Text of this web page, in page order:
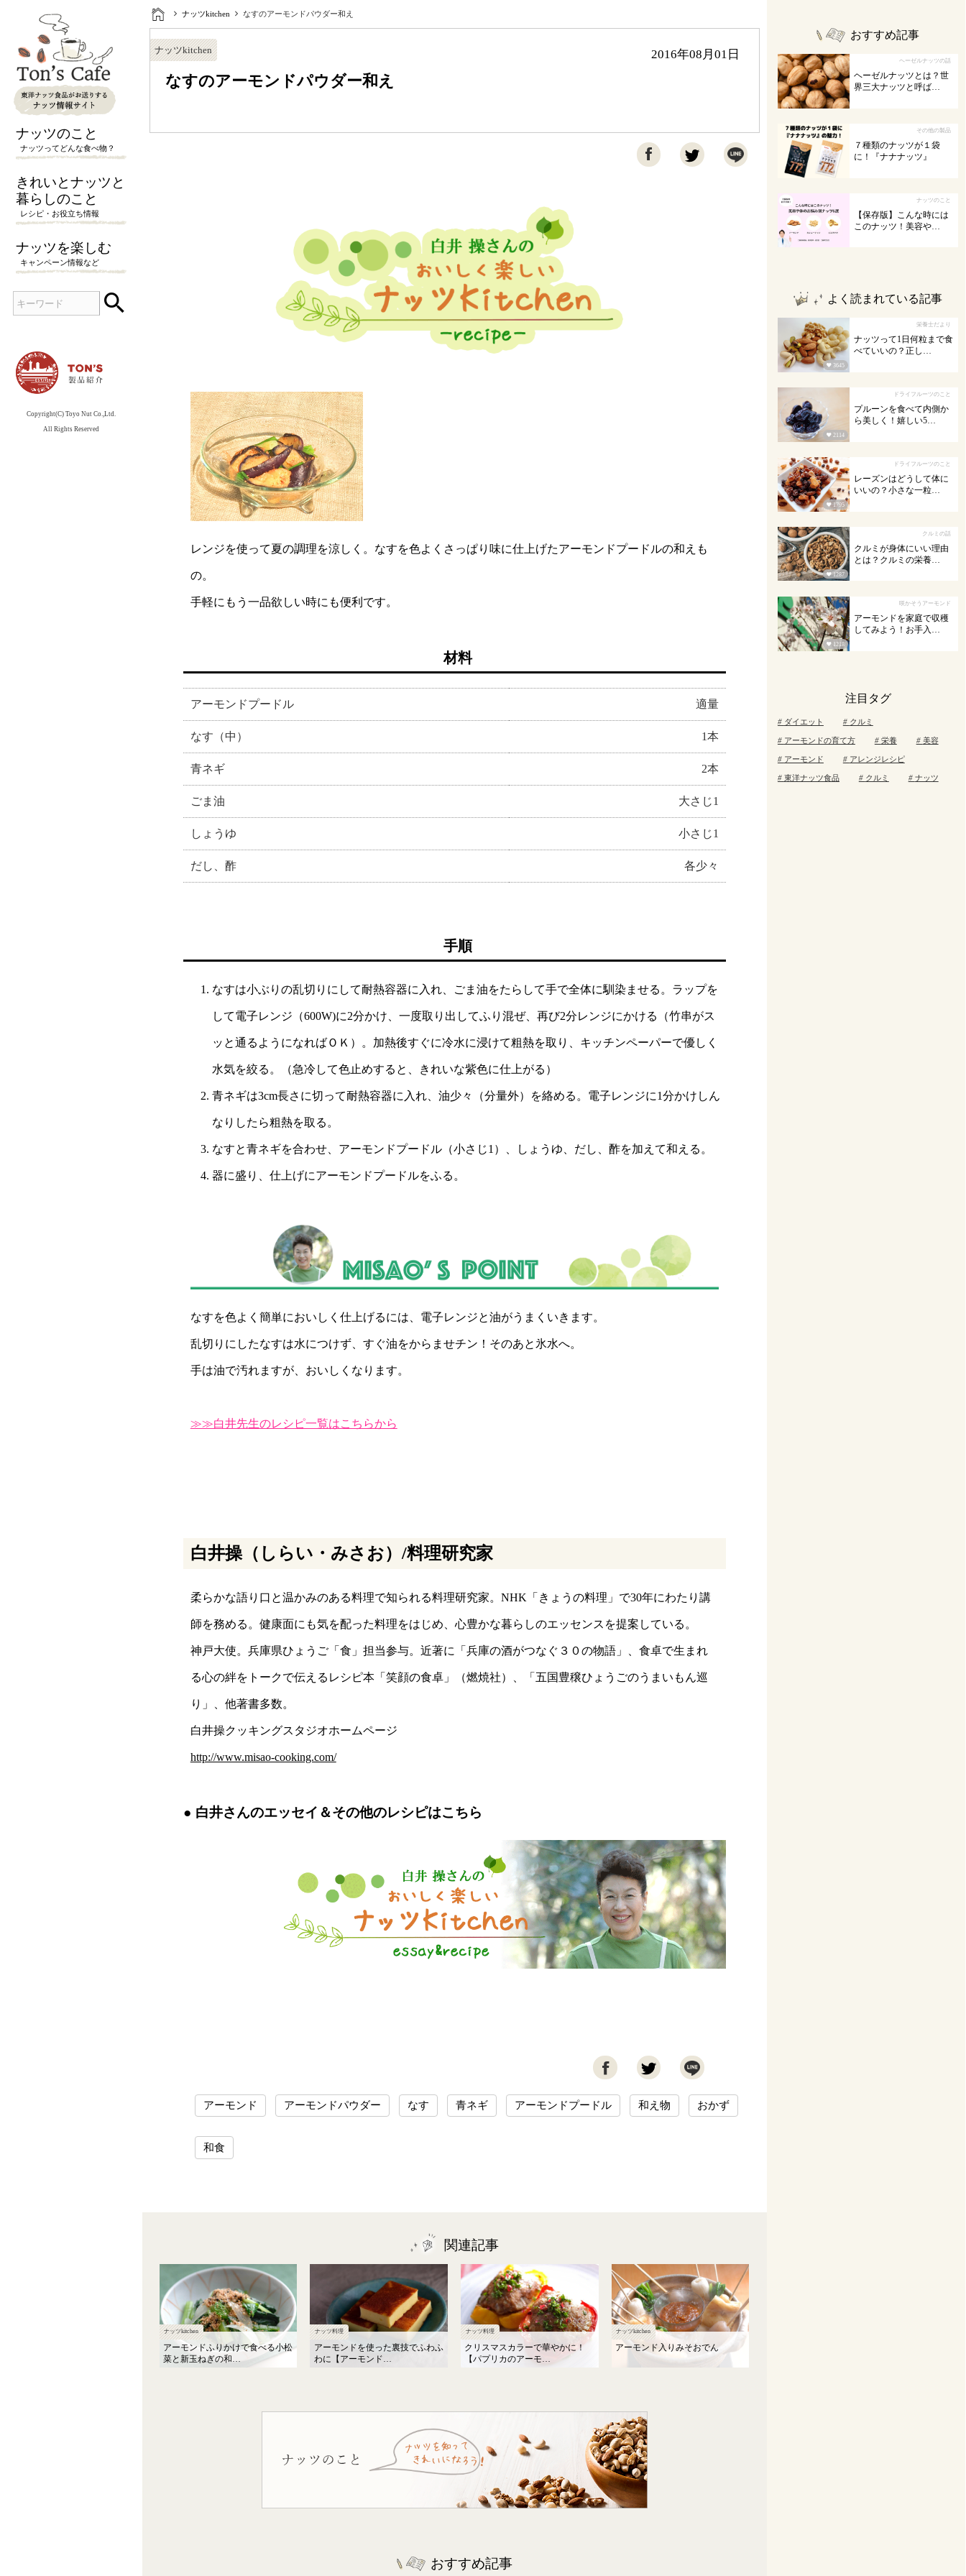
ナッツのこと
ナッツってどんな食べ物？
きれいとナッツと
暮らしのこと
レシピ・お役立ち情報
ナッツを楽しむ
キャンペーン情報など
検
Copyright(C) Toyo Nut Co.,Ltd.
All Rights Reserved
ナッツkitchen なすのアーモンドパウダー和え
なすのアーモンドパウダー和え
ナッツkitchen 2016年08月01日

レンジを使って夏の調理を涼しく。なすを色よくさっぱり味に仕上げたアーモンドプードルの和えも
の。
手軽にもう一品欲しい時にも便利です。
材料
アーモンドプードル 適量
なす（中） 1本
青ネギ 2本
ごま油 大さじ1
しょうゆ 小さじ1
だし、酢 各少々
手順
なすは小ぶりの乱切りにして耐熱容器に入れ、ごま油をたらして手で全体に馴染ませる。ラップを
して電子レンジ（600W)に2分かけ、一度取り出してふり混ぜ、再び2分レンジにかける（竹串がス
ッと通るようになればＯＫ）。加熱後すぐに冷水に浸けて粗熱を取り、キッチンペーパーで優しく
水気を絞る。（急冷して色止めすると、きれいな紫色に仕上がる）
青ネギは3cm長さに切って耐熱容器に入れ、油少々（分量外）を絡める。電子レンジに1分かけしん
なりしたら粗熱を取る。
なすと青ネギを合わせ、アーモンドプードル（小さじ1）、しょうゆ、だし、酢を加えて和える。
器に盛り、仕上げにアーモンドプードルをふる。
なすを色よく簡単においしく仕上げるには、電子レンジと油がうまくいきます。
乱切りにしたなすは水につけず、すぐ油をからませチン！そのあと氷水へ。
手は油で汚れますが、おいしくなります。
≫≫白井先生のレシピ一覧はこちらから
白井操（しらい・みさお）/料理研究家
柔らかな語り口と温かみのある料理で知られる料理研究家。NHK「きょうの料理」で30年にわたり講
師を務める。健康面にも気を配った料理をはじめ、心豊かな暮らしのエッセンスを提案している。
神戸大使。兵庫県ひょうご「食」担当参与。近著に「兵庫の酒がつなぐ３０の物語」、食卓で生まれ
る心の絆をトークで伝えるレシピ本「笑顔の食卓」（燃焼社）、「五国豊穣ひょうごのうまいもん巡
り」、他著書多数。
白井操クッキングスタジオホームページ
http://www.misao-cooking.com/
白井さんのエッセイ＆その他のレシピはこちら

アーモンド アーモンドパウダー なす 青ネギ アーモンドプードル 和え物 おかず
和食
関連記事
ナッツkitchen
アーモンドふりかけで食べる小松
菜と新玉ねぎの和…
ナッツ料理
アーモンドを使った裏技でふわふ
わに【アーモンド…
ナッツ料理
クリスマスカラーで華やかに！
【パプリカのアーモ…
ナッツkitchen
アーモンド入りみそおでん
おすすめ記事
おすすめ記事
ヘーゼルナッツの話
ヘーゼルナッツとは？世
界三大ナッツと呼ば…
その他の製品
７種類のナッツが１袋
に！『ナナナッツ』
ナッツのこと
【保存版】こんな時には
このナッツ！美容や…
よく読まれている記事
 3645
栄養士だより
ナッツって1日何粒まで食
べていいの？正し…
 2114
ドライフルーツのこと
プルーンを食べて内側か
ら美しく！嬉しい5…
 1795
ドライフルーツのこと
レーズンはどうして体に
いいの？小さな一粒…
1287
クルミの話
クルミが身体にいい理由
とは？クルミの栄養…
 1218
咲かそうアーモンド
アーモンドを家庭で収穫
してみよう！お手入…
注目タグ
ダイエット クルミ
アーモンドの育て方 栄養 美容
アーモンド アレンジレシピ
東洋ナッツ食品 クルミ ナッツ